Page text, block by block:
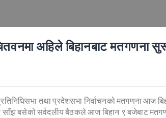
अहिले बिहानबाट मतगणना
तथा प्रदेशसभा निर्वाचनको मतगणना आज
साँझ बसेको सर्वदलीय बैठकले आज बिहान ९ बजेबाट